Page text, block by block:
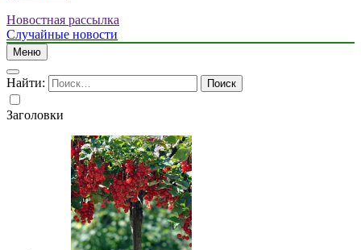
Новостная рассылка
Случайные новости
Меню
Найти:
Заголовки